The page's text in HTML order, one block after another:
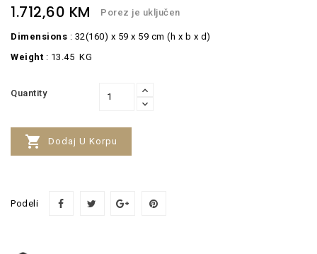
1.712,60 KM Porez je uključen
Dimensions : 32(160) x 59 x 59 cm (h x b x d)
Weight : 13.45 KG
Quantity
 Dodaj U Korpu
Podeli